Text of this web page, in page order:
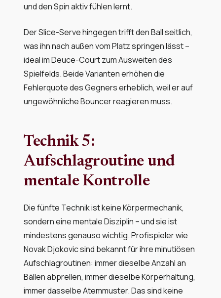
und den Spin aktiv fühlen lernt.
Der Slice-Serve hingegen trifft den Ball seitlich,
was ihn nach außen vom Platz springen lässt –
ideal im Deuce-Court zum Ausweiten des
Spielfelds. Beide Varianten erhöhen die
Fehlerquote des Gegners erheblich, weil er auf
ungewöhnliche Bouncer reagieren muss.
Technik 5:
Aufschlagroutine und
mentale Kontrolle
Die fünfte Technik ist keine Körpermechanik,
sondern eine mentale Disziplin – und sie ist
mindestens genauso wichtig. Profispieler wie
Novak Djokovic sind bekannt für ihre minutiösen
Aufschlagroutinen: immer dieselbe Anzahl an
Bällen abprellen, immer dieselbe Körperhaltung,
immer dasselbe Atemmuster. Das sind keine